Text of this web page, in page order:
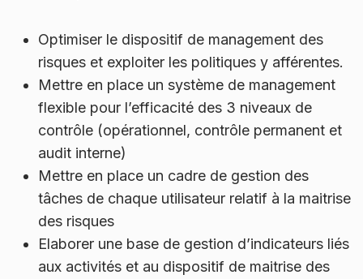
Optimiser le dispositif de management des
risques et exploiter les politiques y afférentes.
Mettre en place un système de management
flexible pour l’efficacité des 3 niveaux de
contrôle (opérationnel, contrôle permanent et
audit interne)
Mettre en place un cadre de gestion des
tâches de chaque utilisateur relatif à la maitrise
des risques
Elaborer une base de gestion d’indicateurs liés
aux activités et au dispositif de maitrise des